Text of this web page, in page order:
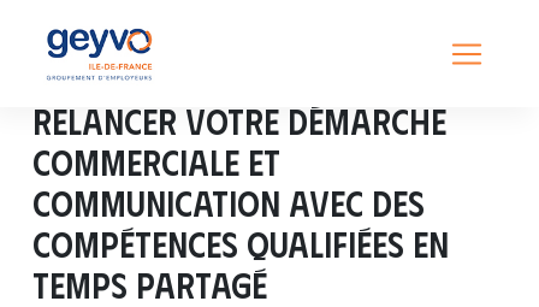
Relancer votre démarche
commerciale et
communication avec des
compétences qualifiées en
temps partagé